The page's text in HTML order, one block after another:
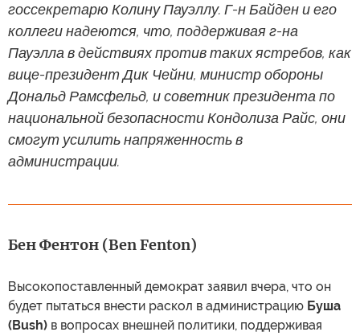
госсекретарю Колину Пауэллу. Г-н Байден и его
коллеги надеются, что, поддерживая г-на
Пауэлла в действиях против таких ястребов, как
вице-президент Дик Чейни, министр обороны
Дональд Рамсфельд, и советник президента по
национальной безопасности Кондолиза Райс, они
смогут усилить напряженность в
администрации.
Бен Фентон (Ben Fenton)
Высокопоставленный демократ заявил вчера, что он
будет пытаться внести раскол в администрацию Буша
(Bush) в вопросах внешней политики, поддерживая